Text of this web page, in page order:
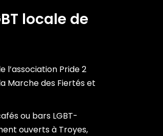
locale de
l’association Pride 2
Marche des Fiertés et
ou bars LGBT-
ouverts à Troyes,